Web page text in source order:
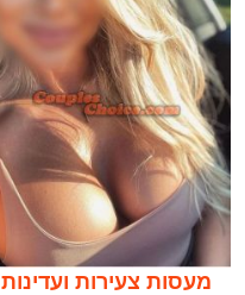
מעסות צעירות ועדינות